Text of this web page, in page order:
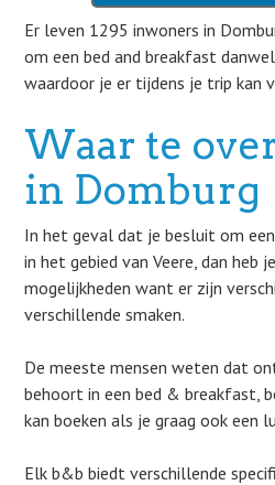
Er leven 1295 inwoners in
om een bed and breakfast
waardoor je er tijdens je trip kan
Waar te
in Domburg
In het geval dat je besluit om
in het gebied van Veere, dan heb
mogelijkheden want er zijn
verschillende smaken.
De meeste mensen weten dat
behoort in een bed & breakfast,
kan boeken als je graag ook een
Elk b&b biedt verschillende